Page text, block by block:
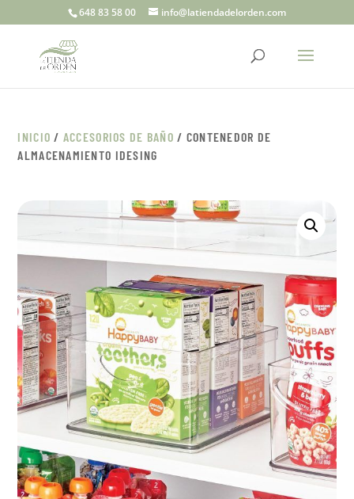
648 83 58 00 info@latiendadelorden.com
INICIO / ACCESORIOS DE BAÑO / CONTENEDOR DE
ALMACENAMIENTO IDESING